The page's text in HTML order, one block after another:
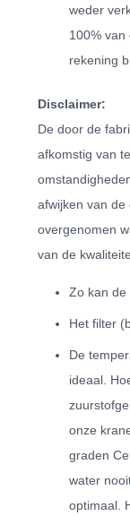
weder
100% van
rekening
Disclaimer:
De door de
afkomstig van
afwijken van
overgenomen
van de
Zo kan de
Het filter
De
ideaal.
onze
graden
water
optimaal.